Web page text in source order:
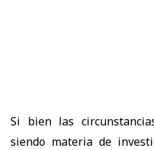
Si bien las
siendo materia de